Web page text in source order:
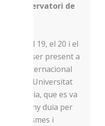
l’Observatori de
el 19, el 20 i el
va ser present a
Internacional
(Universitat
Alícia, que es va
enguany duia per
turismes i